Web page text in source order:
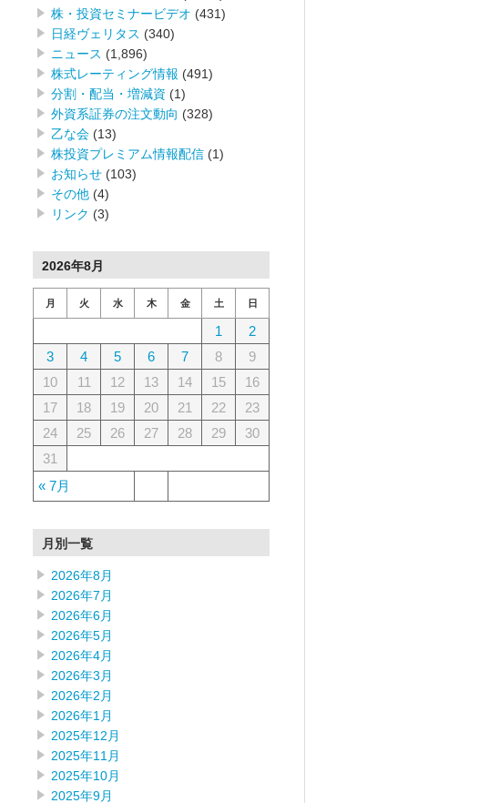
株・投資セミナービデオ (431)
日経ヴェリタス (340)
ニュース (1,896)
株式レーティング情報 (491)
分割・配当・増減資 (1)
外資系証券の注文動向 (328)
乙な会 (13)
株投資プレミアム情報配信 (1)
お知らせ (103)
その他 (4)
リンク (3)
2026年8月
月 火 水 木 金 土 日
« 7月
1
2
3
4 5 6 7 8
9
10
11 12 13 14 15
16
17
18 19 20 21 22
23
24
25 26 27 28 29
30
31
月別一覧
2026年8月
2026年7月
2026年6月
2026年5月
2026年4月
2026年3月
2026年2月
2026年1月
2025年12月
2025年11月
2025年10月
2025年9月